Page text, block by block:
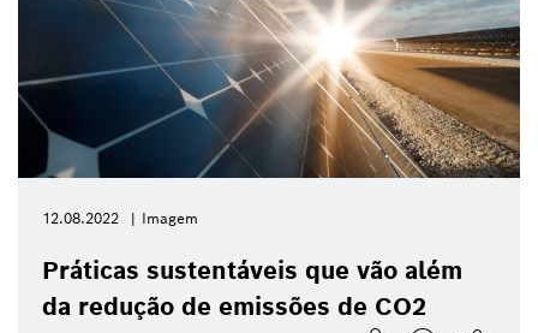
12.08.2022 Imagem
Práticas sustentáveis que vão além
da redução de emissões de CO2